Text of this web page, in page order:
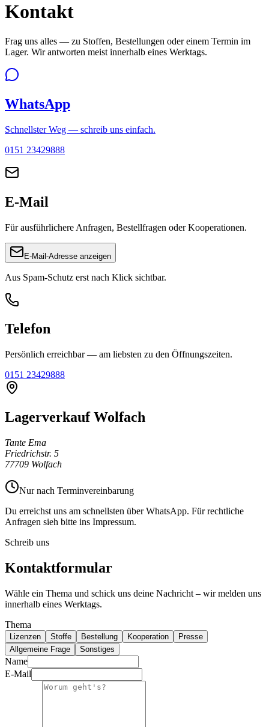
Kontakt
Frag uns alles — zu Stoffen, Bestellungen oder einem Termin im
Lager. Wir antworten meist innerhalb eines Werktags.
WhatsApp
Schnellster Weg — schreib uns einfach.
0151 23429888
E-Mail
Für ausführlichere Anfragen, Bestellfragen oder Kooperationen.
E-Mail-Adresse anzeigen
Aus Spam-Schutz erst nach Klick sichtbar.
Telefon
Persönlich erreichbar — am liebsten zu den Öffnungszeiten.
0151 23429888
Lagerverkauf Wolfach
Tante Ema
Friedrichstr. 5
77709 Wolfach
Nur nach Terminvereinbarung
Du erreichst uns am schnellsten über WhatsApp. Für rechtliche
Anfragen sieh bitte ins Impressum.
Schreib uns
Kontaktformular
Wähle ein Thema und schick uns deine Nachricht – wir melden uns
innerhalb eines Werktags.
Thema
Lizenzen Stoffe Bestellung Kooperation
Presse
Allgemeine Frage
Sonstiges
Name
E-Mail